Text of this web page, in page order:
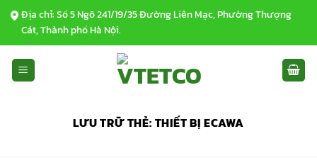
Bỏ
qua
nội
dung
Địa chỉ: Số 5 Ngõ 241/19/35 Đường Liên Mạc, Phường Thượng
Cát, Thành phố Hà Nội.
LƯU TRỮ THẺ: THIẾT BỊ ECAWA